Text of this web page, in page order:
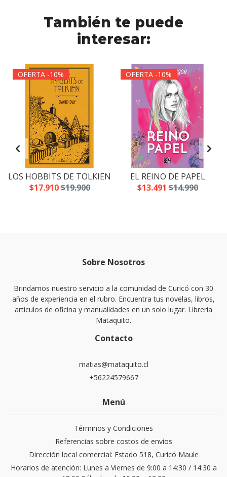
También te puede
interesar:
OFERTA -10%
LOS HOBBITS DE TOLKIEN
$17.910$19.900
OFERTA -10%
EL REINO DE PAPEL
$13.491 $14.990
Sobre Nosotros
Brindamos nuestro servicio a la comunidad de Curicó con 30
años de experiencia en el rubro. Encuentra tus novelas, libros,
artículos de oficina y manualidades en un solo lugar. Libreria
Mataquito.
Contacto
matias@mataquito.cl
+56224579667
Menú
Términos y Condiciones
Referencias sobre costos de envíos
Dirección local comercial: Estado 518, Curicó Maule
Horarios de atención: Lunes a Viernes de 9:00 a 14:30 / 14:30 a